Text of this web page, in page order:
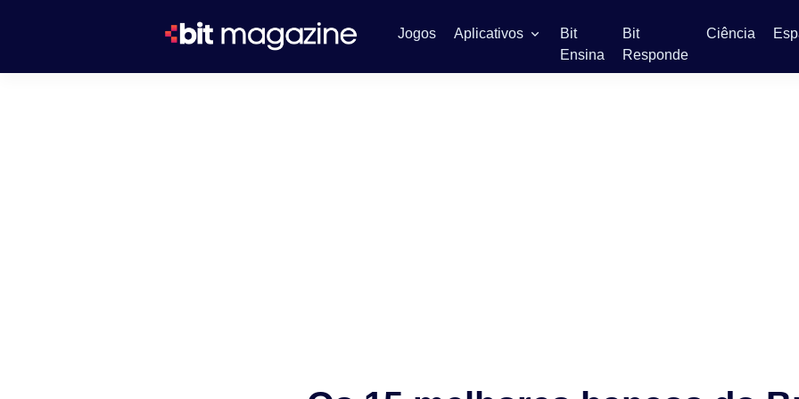
Jogos Aplicativos
Bit
Ensina
Bit
Responde
Ciência